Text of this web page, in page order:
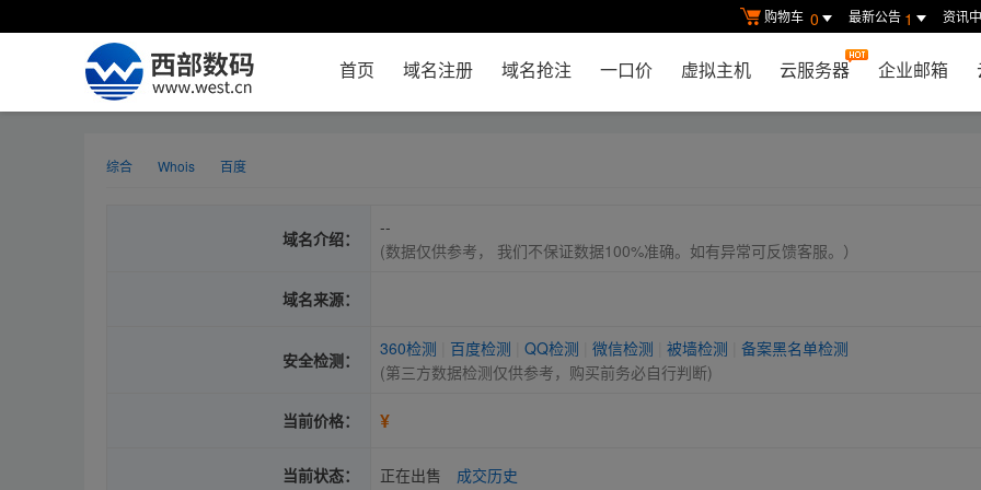
购物车 0 最新公告 1 资讯
首页 域名注册 域名抢注 一口价 虚拟主机 云服务器 企业邮箱
综合 Whois 百度
域名介绍：
--
(数据仅供参考， 我们不保证数据100%准确。如有异常可反馈客服。）
域名来源：
安全检测：
360检测 百度检测 QQ检测 微信检测 被墙检测
备案黑名单检测
(第三方数据检测仅供参考，购买前务必自行判断)
当前价格： ¥
当前状态： 正在出售 成交历史